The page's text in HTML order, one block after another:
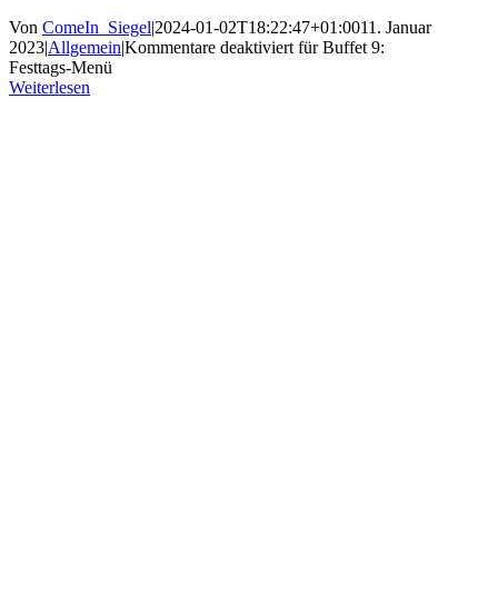
Von ComeIn_Siegel|2024-01-02T18:22:47+01:0011. Januar
2023|Allgemein|Kommentare deaktiviert für Buffet 9:
Festtags-Menü
Weiterlesen